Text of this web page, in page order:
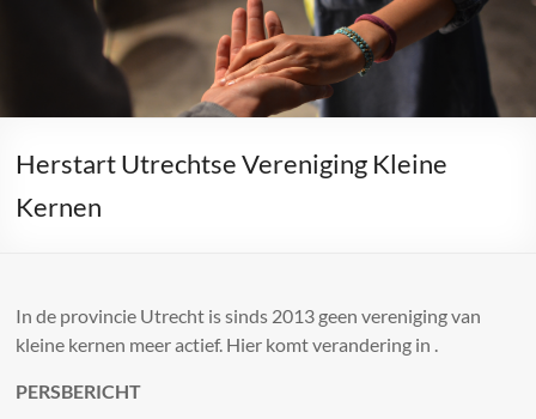
Herstart Utrechtse Vereniging Kleine
Kernen
In de provincie Utrecht is sinds 2013 geen vereniging van
kleine kernen meer actief. Hier komt verandering in .
PERSBERICHT